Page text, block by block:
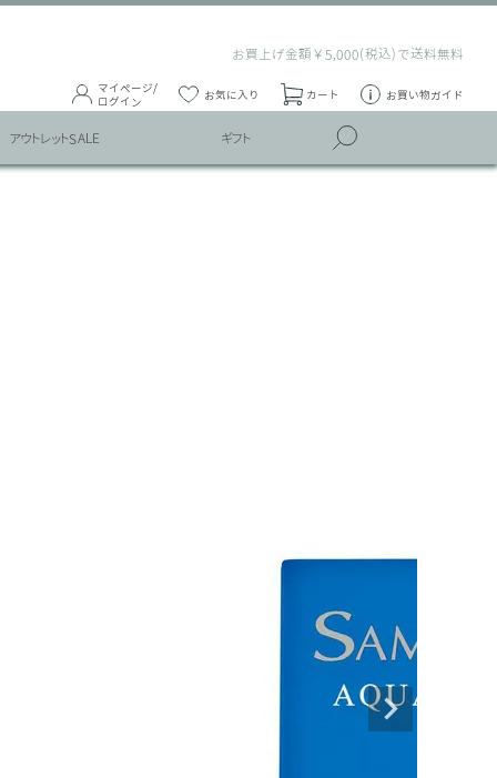
お買上げ金額￥5,000(税込)で送料無料
マイページ/
ログイン
お気に入り カート お買い物ガイド
アウトレットSALE ギフト